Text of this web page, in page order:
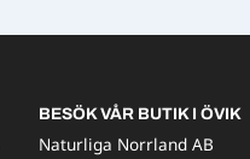
BESÖK VÅR BUTIK I ÖVIK
Naturliga Norrland AB